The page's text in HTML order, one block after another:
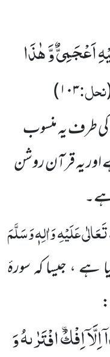
اَعْجَمِیٌّ وَّ هٰذَا
نحل:۱۰۳)
طرف یہ منسوب
یہ قرآن روشن
عَلَیْہِ وَاٰلِہٖ وَسَلَّمَ
، جیسا کہ سورۂ
اِفْكُ ﰳافْتَرٰىهُ وَ